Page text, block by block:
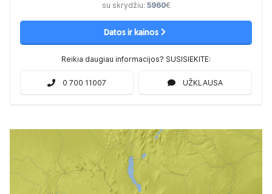
su skrydžiu: 5960€
Datos ir kainos
Reikia daugiau informacijos? SUSISIEKITE:
0 700 11007 UŽKLAUSA